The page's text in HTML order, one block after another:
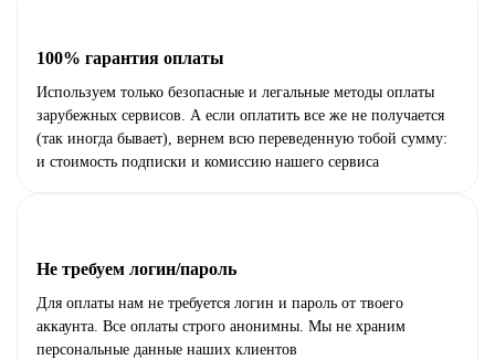
100% гарантия оплаты
Используем только безопасные и легальные методы оплаты
зарубежных сервисов. А если оплатить все же не получается
(так иногда бывает), вернем всю переведенную тобой сумму:
и стоимость подписки и комиссию нашего сервиса
Не требуем логин/пароль
Для оплаты нам не требуется логин и пароль от твоего
аккаунта. Все оплаты строго анонимны. Мы не храним
персональные данные наших клиентов